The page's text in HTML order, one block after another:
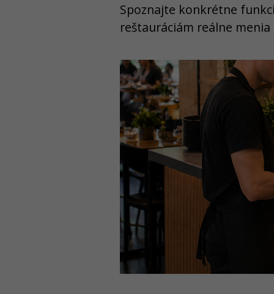
Spoznajte konkrétne
reštauráciám reálne